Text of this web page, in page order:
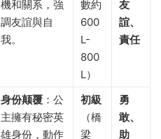
機和關系，強
調友誼與自
我。
數約
600
L-
800
L）
友
誼、
責任
身份颠覆 ​：公
主擁有秘密英
雄身份，動作
初級
（橋
梁
勇
敢、
助